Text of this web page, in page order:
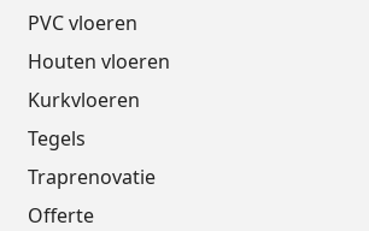
PVC vloeren
Houten vloeren
Kurkvloeren
Tegels
Traprenovatie
Offerte